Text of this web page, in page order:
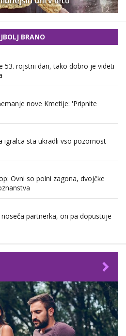
BRANO
53. rojstni dan, tako dobro je videti
nove Kmetije: 'Pripnite
igralca sta ukradli vso pozornost
Ovni so polni zagona, dvojčke
partnerka, on pa dopustuje